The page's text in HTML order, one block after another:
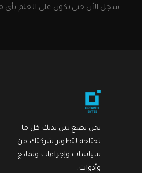
سجل الاّن حتى تكون على العلم
نحن نضع بين يديك كل ما
تحتاجه لتطوير شركتك من
سياسات وإجراءات ونماذج
وأدوات.